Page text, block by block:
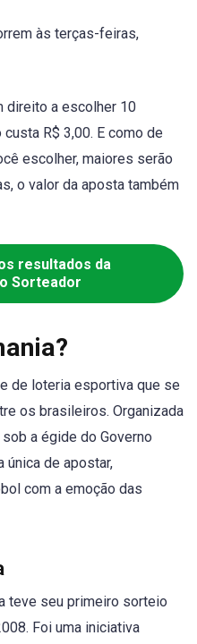
às terças-feiras,
direito a escolher 10
R$ 3,00. E como de
escolher, maiores serão
o valor da aposta também
resultados da
Sorteador
de loteria esportiva que se
os brasileiros. Organizada
a égide do Governo
única de apostar,
com a emoção das
teve seu primeiro sorteio
Foi uma iniciativa